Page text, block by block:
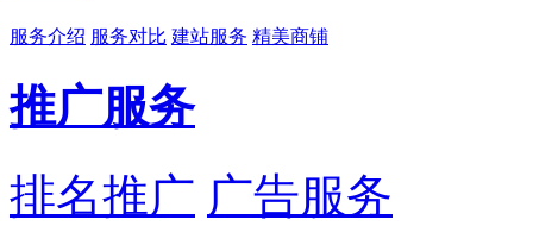
服务介绍 服务对比 建站服务 精美商铺
推广服务
排名推广 广告服务